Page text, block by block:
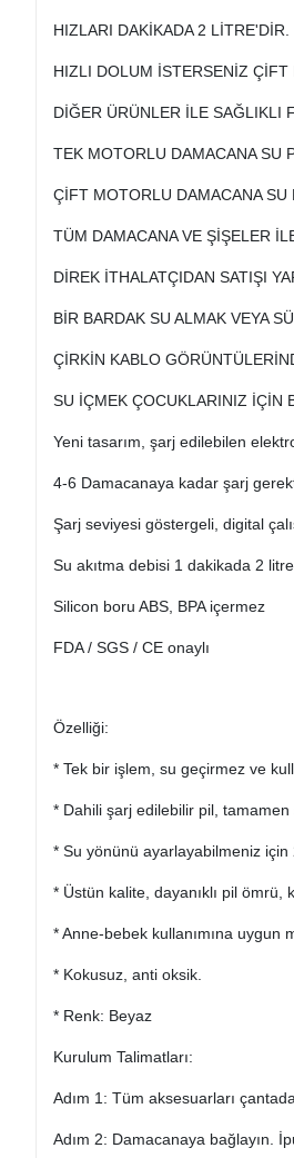
HIZLARI DAKİKADA 2 LİTRE'DİR.
HIZLI DOLUM İSTERSENİZ ÇİFT
DİĞER ÜRÜNLER İLE SAĞLIKLI
TEK MOTORLU DAMACANA SU
ÇİFT MOTORLU DAMACANA SU
TÜM DAMACANA VE ŞİŞELER
DİREK İTHALATÇIDAN SATIŞI
BİR BARDAK SU ALMAK VEYA
ÇİRKİN KABLO
SU İÇMEK ÇOCUKLARINIZ İÇİN
Yeni tasarım, şarj edilebilen
4-6 Damacanaya kadar şarj
Şarj seviyesi göstergeli, digital
Su akıtma debisi 1 dakikada 2
Silicon boru ABS, BPA içermez
FDA / SGS / CE onaylı
Özelliği:
* Tek bir işlem, su geçirmez ve
* Dahili şarj edilebilir pil,
* Su yönünü ayarlayabilmeniz
* Üstün kalite, dayanıklı pil ömrü,
* Anne-bebek kullanımına uygun
* Kokusuz, anti oksik.
* Renk: Beyaz
Kurulum Talimatları:
Adım 1: Tüm aksesuarları
Adım 2: Damacanaya bağlayın.